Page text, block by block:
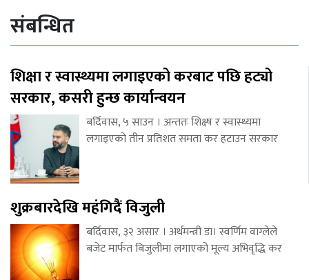
संबन्धित
शिक्षा र स्वास्थ्यमा लगाइएको करबाट पछि हट्यो
सरकार, कसरी हुन्छ कार्यान्वयन
बर्दिवास, ५ साउन । अन्ततः शिक्ष्ष र स्वास्थ्यमा
लगाइएको तीन प्रतिशत समता कर हटाउन सरकार
शुक्रबारदेखि महंगिदैं विजुली
बर्दिवास, ३२ असार । अर्थमन्त्री डा। स्वर्णिम वाग्लेले
बजेट मार्फत बिजुलीमा लगाएको मूल्य अभिवृद्धि कर